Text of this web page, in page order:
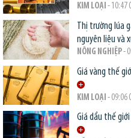
KIM LOẠI - 10:47
Thị trường lúa
nguyên liệu và
NÔNG NGHIỆP-
Giá vàng thế
KIM LOẠI - 09:06
Giá dầu thế giới